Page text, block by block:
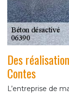
Des
Contes
L’entreprise de